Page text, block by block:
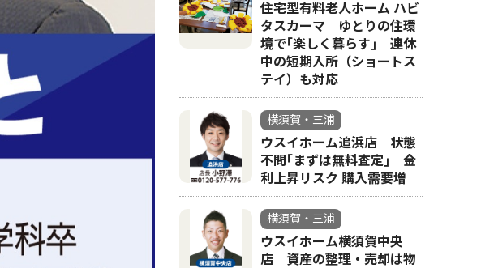
住宅型有料老人ホーム ハビ
タスカーマ ゆとりの住環
境で｢楽しく暮らす｣ 連休
中の短期入所（ショートス
テイ）も対応
横須賀・三浦
ウスイホーム追浜店 状態
不問｢まずは無料査定｣ 金
利上昇リスク 購入需要増
横須賀・三浦
ウスイホーム横須賀中央
店 資産の整理・売却は物